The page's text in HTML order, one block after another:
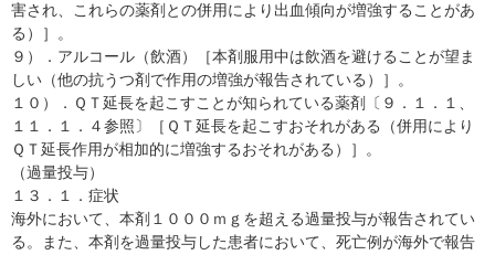
害され、これらの薬剤との併用により出血傾向が増強することがあ
る）］。
９）．アルコール（飲酒）［本剤服用中は飲酒を避けることが望ま
しい（他の抗うつ剤で作用の増強が報告されている）］。
１０）．ＱＴ延長を起こすことが知られている薬剤〔９．１．１、
１１．１．４参照〕［ＱＴ延長を起こすおそれがある（併用により
ＱＴ延長作用が相加的に増強するおそれがある）］。
（過量投与）
１３．１．症状
海外において、本剤１０００ｍｇを超える過量投与が報告されてい
る。また、本剤を過量投与した患者において、死亡例が海外で報告